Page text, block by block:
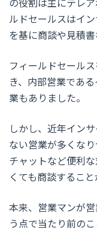
ルドセールスはイ
を基に商談や見積書
フィールドセール
き、内部営業であ
業もありました。
しかし、近年イン
ない営業が多くな
チャットなど便利
くても商談するこ
本来、営業マンが
う点で当たり前の